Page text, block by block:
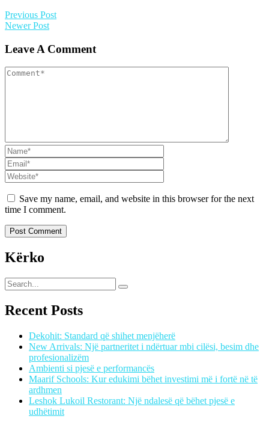
Previous Post
Newer Post
Leave A Comment
Save my name, email, and website in this browser for the next
time I comment.
Kërko
Recent Posts
Dekohit: Standard që shihet menjëherë
New Arrivals: Një partneritet i ndërtuar mbi cilësi, besim dhe
profesionalizëm
Ambienti si pjesë e performancës
Maarif Schools: Kur edukimi bëhet investimi më i fortë në të
ardhmen
Leshok Lukoil Restorant: Një ndalesë që bëhet pjesë e
udhëtimit